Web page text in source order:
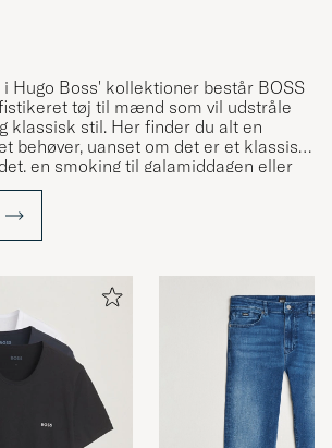
Hugo Boss' kollektioner består BOSS
tøj til mænd som vil udstråle
klassisk stil. Her finder du alt en
behøver, uanset om det er et klassisk
en smoking til galamiddagen eller
fritiden.